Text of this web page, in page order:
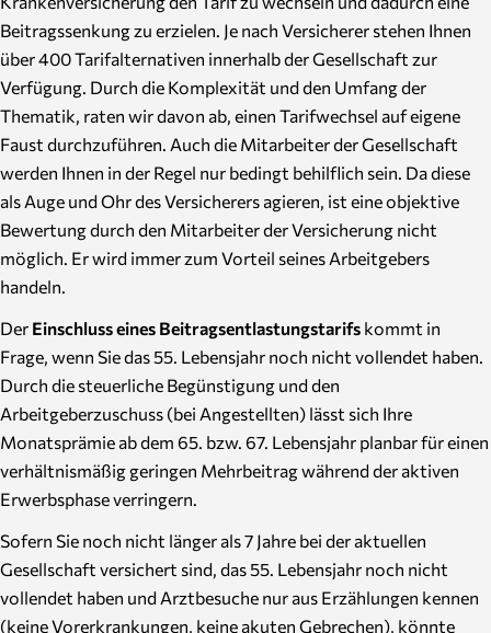
Beitragssenkung zu erzielen. Je nach Versicherer stehen Ihnen
über 400 Tarifalternativen innerhalb der Gesellschaft zur
Verfügung. Durch die Komplexität und den Umfang der
Thematik, raten wir davon ab, einen Tarifwechsel auf eigene
Faust durchzuführen. Auch die Mitarbeiter der Gesellschaft
werden Ihnen in der Regel nur bedingt behilflich sein. Da diese
als Auge und Ohr des Versicherers agieren, ist eine objektive
Bewertung durch den Mitarbeiter der Versicherung nicht
möglich. Er wird immer zum Vorteil seines Arbeitgebers
handeln.
Der Einschluss eines Beitragsentlastungstarifs kommt in
Frage, wenn Sie das 55. Lebensjahr noch nicht vollendet haben.
Durch die steuerliche Begünstigung und den
Arbeitgeberzuschuss (bei Angestellten) lässt sich Ihre
Monatsprämie ab dem 65. bzw. 67. Lebensjahr planbar für einen
verhältnismäßig geringen Mehrbeitrag während der aktiven
Erwerbsphase verringern.
Sofern Sie noch nicht länger als 7 Jahre bei der aktuellen
Gesellschaft versichert sind, das 55. Lebensjahr noch nicht
vollendet haben und Arztbesuche nur aus Erzählungen kennen
(keine Vorerkrankungen, keine akuten Gebrechen), könnte